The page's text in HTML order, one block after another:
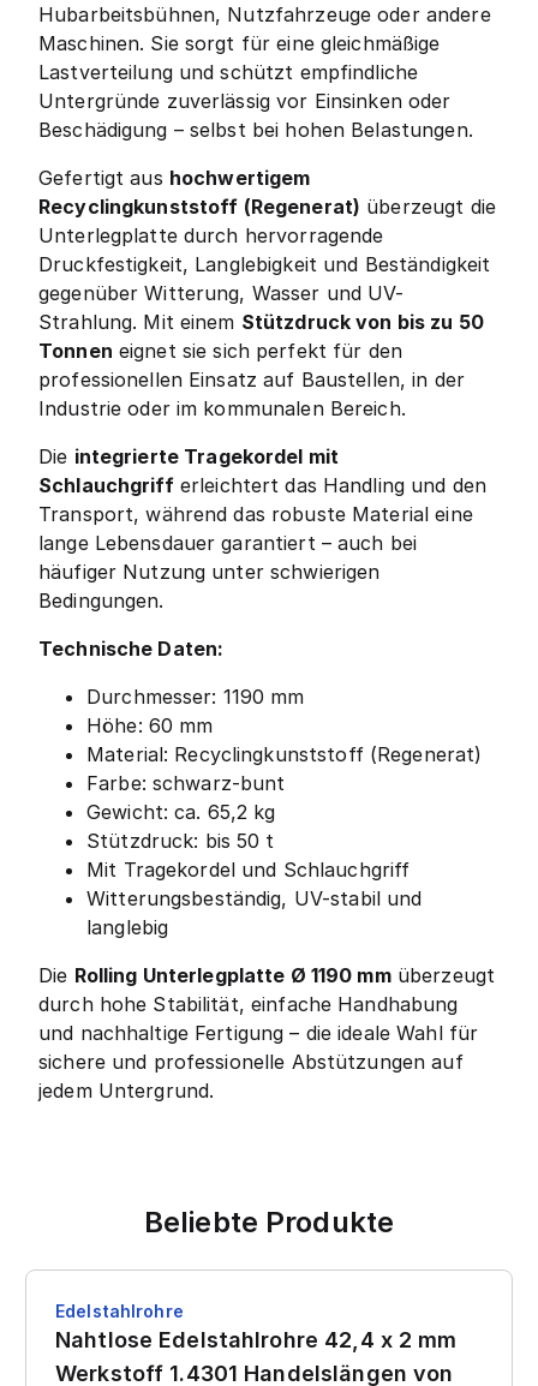
Hubarbeitsbühnen, Nutzfahrzeuge oder andere
Maschinen. Sie sorgt für eine gleichmäßige
Lastverteilung und schützt empfindliche
Untergründe zuverlässig vor Einsinken oder
Beschädigung – selbst bei hohen Belastungen.
Gefertigt aus hochwertigem
Recyclingkunststoff (Regenerat) überzeugt die
Unterlegplatte durch hervorragende
Druckfestigkeit, Langlebigkeit und Beständigkeit
gegenüber Witterung, Wasser und UV-
Strahlung. Mit einem Stützdruck von bis zu 50
Tonnen eignet sie sich perfekt für den
professionellen Einsatz auf Baustellen, in der
Industrie oder im kommunalen Bereich.
Die integrierte Tragekordel mit
Schlauchgrifferleichtert das Handling und den
Transport, während das robuste Material eine
lange Lebensdauer garantiert – auch bei
häufiger Nutzung unter schwierigen
Bedingungen.
Technische Daten:
Durchmesser: 1190 mm
Höhe: 60 mm
Material: Recyclingkunststoff (Regenerat)
Farbe: schwarz-bunt
Gewicht: ca. 65,2 kg
Stützdruck: bis 50 t
Mit Tragekordel und Schlauchgriff
Witterungsbeständig, UV-stabil und
langlebig
Die Rolling Unterlegplatte Ø 1190 mmüberzeugt
durch hohe Stabilität, einfache Handhabung
und nachhaltige Fertigung – die ideale Wahl für
sichere und professionelle Abstützungen auf
jedem Untergrund.
Beliebte Produkte
Edelstahlrohre
Nahtlose Edelstahlrohre 42,4 x 2 mm
Werkstoff 1.4301 Handelslängen von